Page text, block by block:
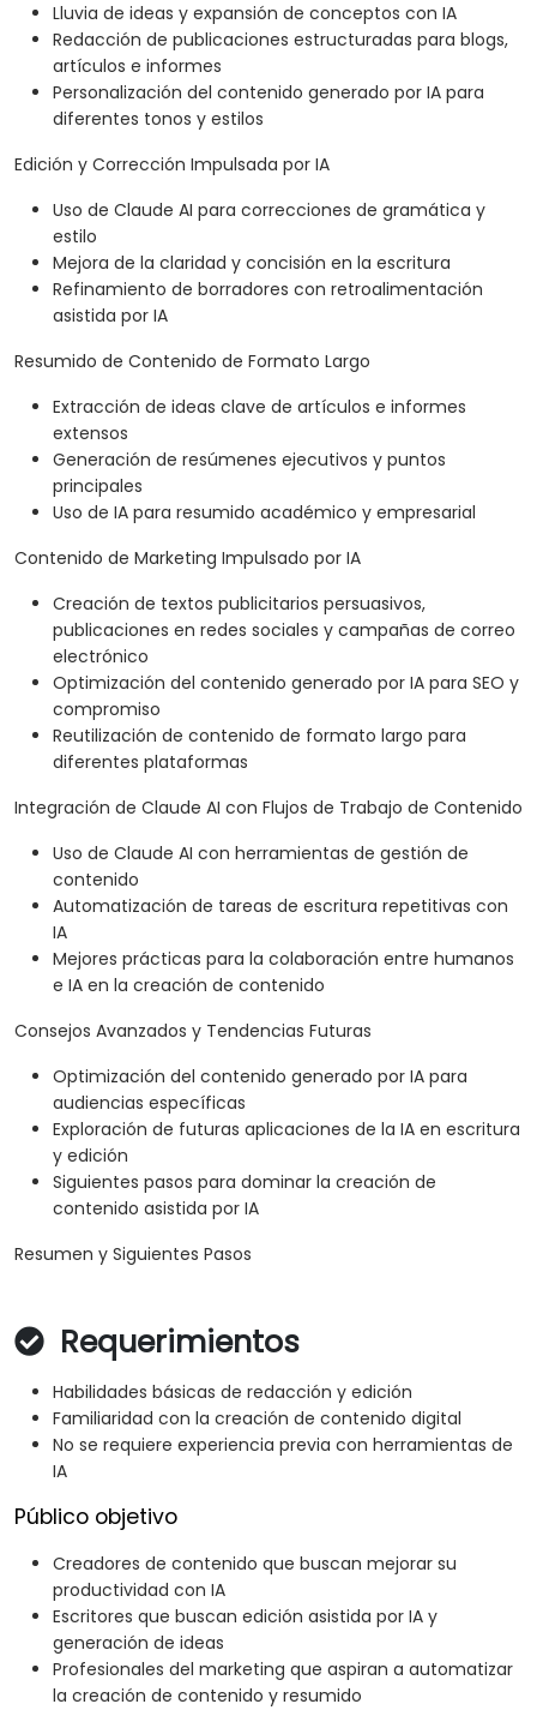
Lluvia de ideas y expansión de conceptos con IA
Redacción de publicaciones estructuradas para blogs,
artículos e informes
Personalización del contenido generado por IA para
diferentes tonos y estilos
Edición y Corrección Impulsada por IA
Uso de Claude AI para correcciones de gramática y
estilo
Mejora de la claridad y concisión en la escritura
Refinamiento de borradores con retroalimentación
asistida por IA
Resumido de Contenido de Formato Largo
Extracción de ideas clave de artículos e informes
extensos
Generación de resúmenes ejecutivos y puntos
principales
Uso de IA para resumido académico y empresarial
Contenido de Marketing Impulsado por IA
Creación de textos publicitarios persuasivos,
publicaciones en redes sociales y campañas de correo
electrónico
Optimización del contenido generado por IA para SEO y
compromiso
Reutilización de contenido de formato largo para
diferentes plataformas
Integración de Claude AI con Flujos de Trabajo de Contenido
Uso de Claude AI con herramientas de gestión de
contenido
Automatización de tareas de escritura repetitivas con
IA
Mejores prácticas para la colaboración entre humanos
e IA en la creación de contenido
Consejos Avanzados y Tendencias Futuras
Optimización del contenido generado por IA para
audiencias específicas
Exploración de futuras aplicaciones de la IA en escritura
y edición
Siguientes pasos para dominar la creación de
contenido asistida por IA
Resumen y Siguientes Pasos
Requerimientos
Habilidades básicas de redacción y edición
Familiaridad con la creación de contenido digital
No se requiere experiencia previa con herramientas de
IA
Público objetivo
Creadores de contenido que buscan mejorar su
productividad con IA
Escritores que buscan edición asistida por IA y
generación de ideas
Profesionales del marketing que aspiran a automatizar
la creación de contenido y resumido